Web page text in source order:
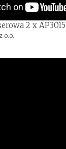
2 x AP3015
o.o.